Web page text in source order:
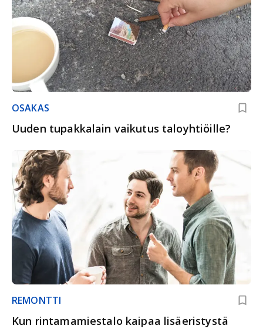
OSAKAS
Uuden tupakkalain vaikutus taloyhtiöille?
REMONTTI
Kun rintamamiestalo kaipaa lisäeristystä